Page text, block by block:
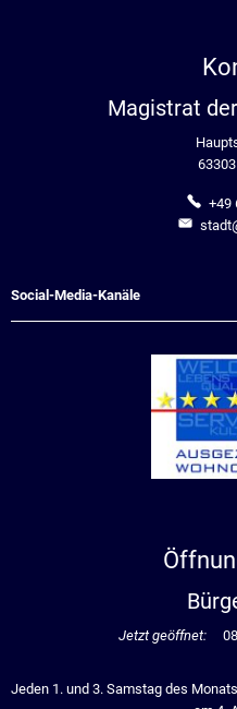
Magistrat
+49
Social-Media-Kanäle
Klicken, um
Jetzt geöffnet:
Jeden 1. und 3. Samstag des